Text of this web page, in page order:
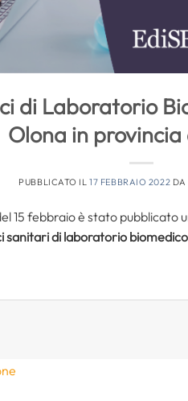
di Laboratorio
Olona in provincia
PUBBLICATO IL17 FEBBRAIO 2022 DA
15 febbraio è stato pubblicato
sanitari di laboratorio